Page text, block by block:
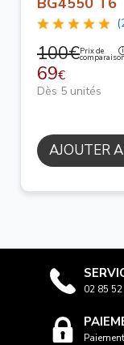
100€Prix de
69€
Dès 5 unités
AJOUTER
02 85